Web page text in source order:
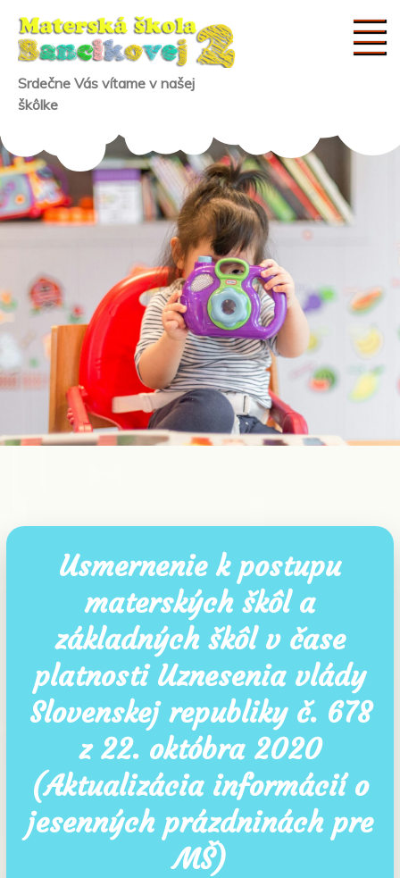
content
Srdečne Vás vítame v našej
škôlke
Usmernenie k postupu
materských škôl a
základných škôl v čase
platnosti Uznesenia vlády
Slovenskej republiky č. 678
z 22. októbra 2020
(Aktualizácia informácií o
jesenných prázdninách pre
MŠ)